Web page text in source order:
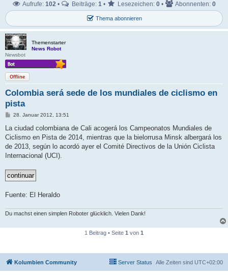
Thema abonnieren
Aufrufe: 102 • Beiträge: 1 • Lesezeichen: 0 • Abonnenten: 0
Themenstarter
News Robot
Newsbot
Offline
Colombia será sede de los mundiales de ciclismo en
pista
B
i
r
a
28. Januar 2012, 13:51
La ciudad colombiana de Cali acogerá los Campeonatos Mundiales de
Ciclismo en Pista de 2014, mientras que la bielorrusa Minsk albergará los
de 2013, según lo acordó ayer el Comité Directivos de la Unión Ciclista
Internacional (UCI).
Fuente: El Heraldo
Du machst einen simplen Roboter glücklich. Vielen Dank!
1 Beitrag • Seite 1 von 1
Kolumbien Community Alle Zeiten sind UTC+02:00
Server Status